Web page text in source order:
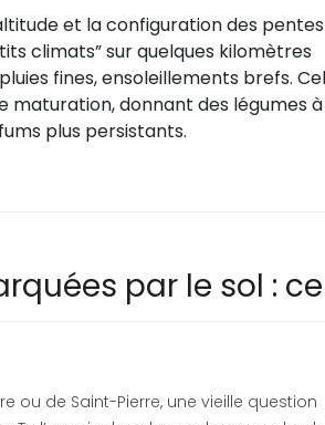
et la configuration des pentes
climats” sur quelques kilomètres
fines, ensoleillements brefs.
maturation, donnant des légumes
plus persistants.
par le sol :
ou de Saint-Pierre, une vieille question